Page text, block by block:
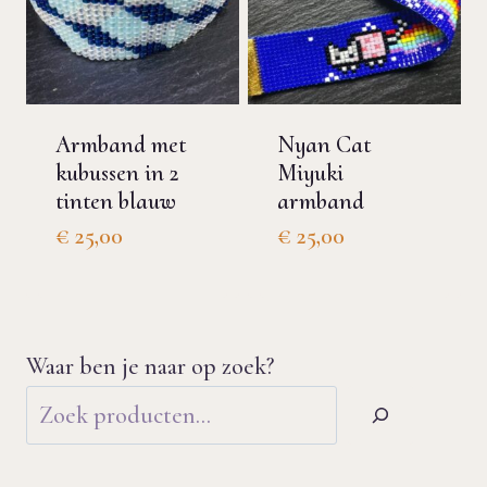
Armband met
kubussen in 2
tinten blauw
€ 25,00
Nyan Cat
Miyuki
armband
€ 25,00
Waar ben je naar op zoek?